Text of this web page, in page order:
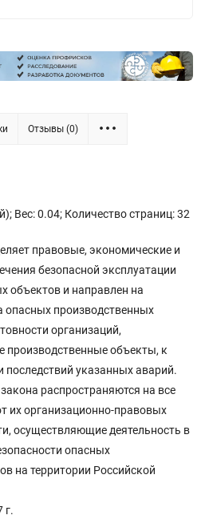
Отзывы (0)
Вес: 0.04; Количество страниц: 32
правовые, экономические и
безопасной эксплуатации
объектов и направлен на
опасных производственных
организаций,
производственные объекты, к
последствий указанных аварий.
распространяются на все
их организационно-правовых
осуществляющие деятельность в
опасных
на территории Российской
г.